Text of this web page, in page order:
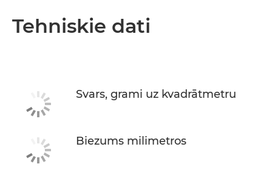
Tehniskie dati
Svars, grami uz kvadrātmetru
Biezums milimetros